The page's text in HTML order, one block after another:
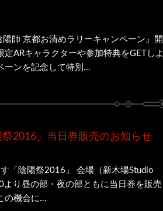
師 京都お清めラリーキャンペーン』開
ARキャラクターや参加特典をGETしよ
ーンを記念して特別...
2016」当日券販売のお知らせ
「陰陽祭2016」 会場（新木場Studio
り昼の部・夜の部ともに当日券を販売
の機会に...